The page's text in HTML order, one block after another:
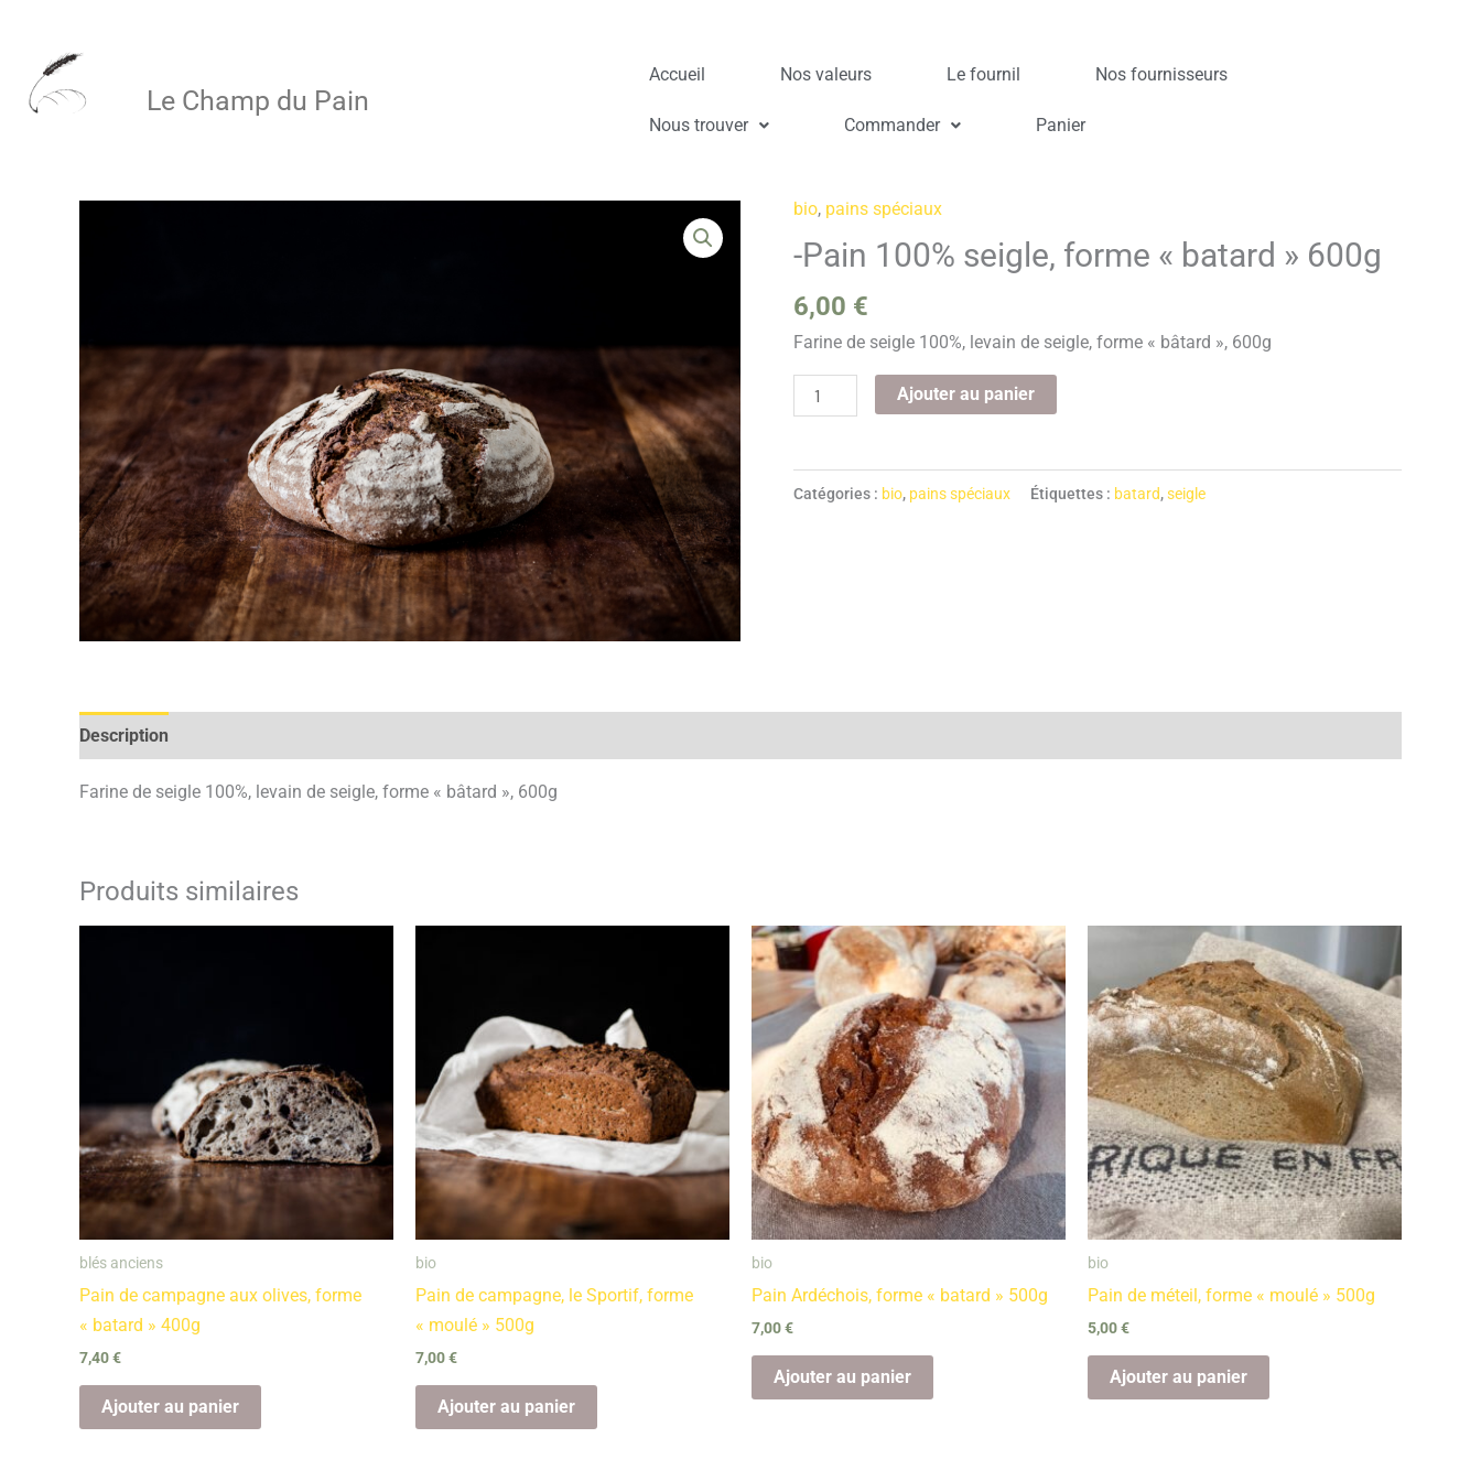
contenu
Le Champ du Pain
Accueil Nos valeurs Le fournil Nos fournisseurs
Nous trouver Commander Panier
bio, pains spéciaux
-Pain 100% seigle, forme « batard » 600g
6,00 €
Farine de seigle 100%, levain de seigle, forme « bâtard », 600g
quantité
de
Pain
100%
forme
"batard"
Ajouter au panier
Catégories : bio, pains spéciaux Étiquettes : batard,seigle
Description
Farine de seigle 100%, levain de seigle, forme « bâtard », 600g
Produits similaires
blés anciens
Pain de campagne aux olives, forme
« batard » 400g
7,40€
Ajouter au panier
bio
Pain de campagne, le Sportif, forme
« moulé » 500g
7,00€
Ajouter au panier
bio
Pain Ardéchois, forme « batard » 500g
7,00€
Ajouter au panier
bio
Pain de méteil, forme « moulé » 500g
5,00€
Ajouter au panier